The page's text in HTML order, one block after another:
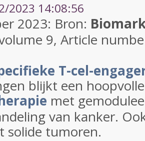
2023 14:08:56
2023: Bron:
9, Article
T-cel-
blijkt een
met
van kanker.
solide tumoren.